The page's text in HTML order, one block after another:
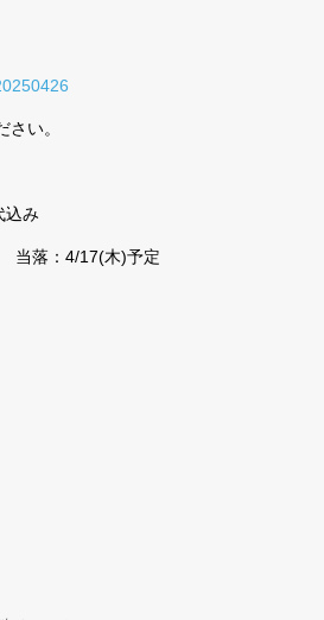
い。
込み
当落：4/17(木)予定